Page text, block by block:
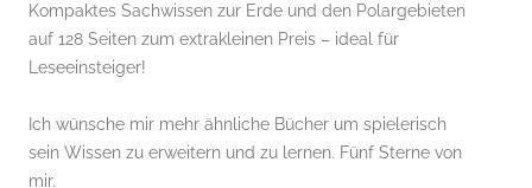
Kompaktes Sachwissen zur Erde und den Polargebieten
auf 128 Seiten zum extrakleinen Preis – ideal für
Leseeinsteiger!
Ich wünsche mir mehr ähnliche Bücher um spielerisch
sein Wissen zu erweitern und zu lernen. Fünf Sterne von
mir.